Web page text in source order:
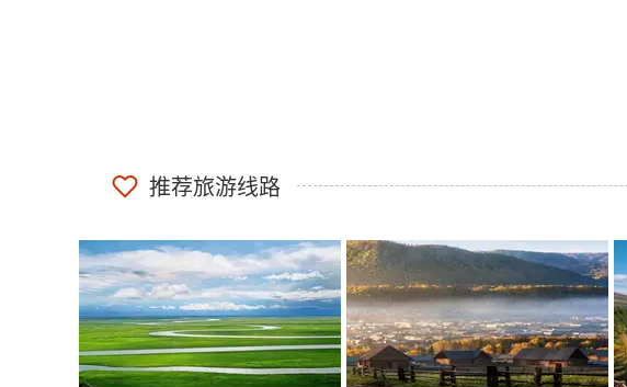
推荐旅游线路